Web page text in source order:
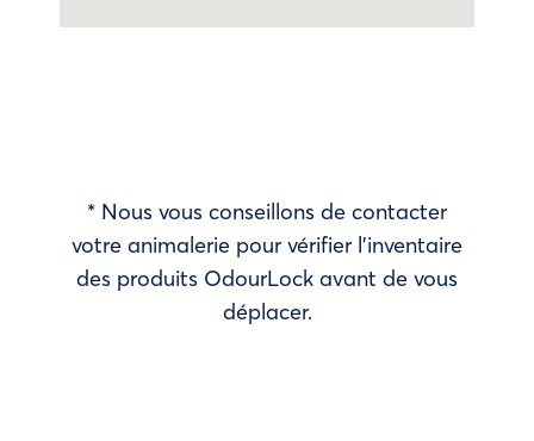
* Nous vous conseillons de contacter
votre animalerie pour vérifier l’inventaire
des produits OdourLock avant de vous
déplacer.